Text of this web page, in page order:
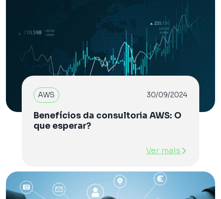
AWS 30/09/2024
Benefícios da consultoria AWS: O
que esperar?
Ver mais